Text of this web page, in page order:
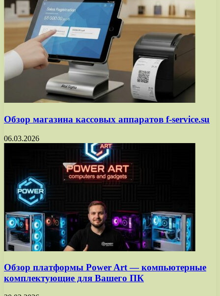
Обзор магазина кассовых аппаратов f-service.su
06.03.2026
Обзор платформы Power Art — компьютерные
комплектующие для Вашего ПК